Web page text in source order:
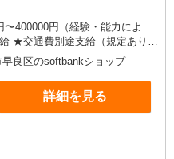
〜400000円（経験・能力によ
★交通費別途支給（規定あり）
+゜・。○。・゜+゜ 入社祝い金
ンセン
) ゜・。○。・゜+゜・。
良区のsoftbankショップ
詳細を見る